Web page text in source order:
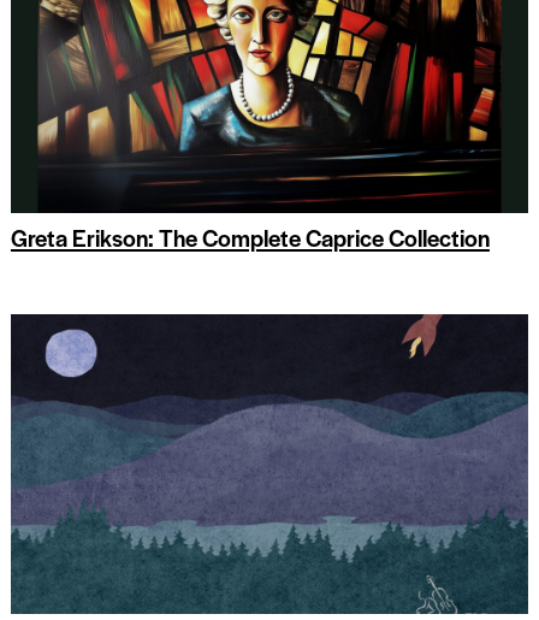
Greta Erikson: The Complete Caprice Collection